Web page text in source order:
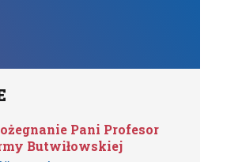
Pani Profesor
Butwiłowskiej